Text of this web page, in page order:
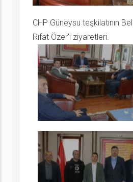
CHP Güneysu teşkilatının
Rıfat Özer'i ziyaretleri.